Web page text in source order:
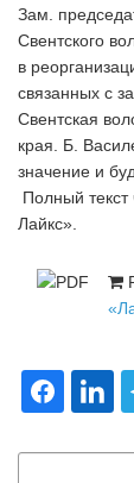
Зам.
Свентского
в
связанных с
Свентская
края. Б.
значение и
Полный текст
Лайкс».